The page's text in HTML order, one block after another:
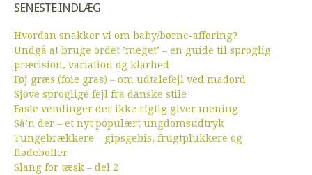
SENESTE INDLÆG
Hvordan snakker vi om baby/børne-afføring?
Undgå at bruge ordet ’meget’ – en guide til sproglig
præcision, variation og klarhed
Føj græs (foie gras) – om udtalefejl ved madord
Sjove sproglige fejl fra danske stile
Faste vendinger der ikke rigtig giver mening
Så’n der – et nyt populært ungdomsudtryk
Tungebrækkere – gipsgebis, frugtplukkere og
flødeboller
Slang for tæsk – del 2